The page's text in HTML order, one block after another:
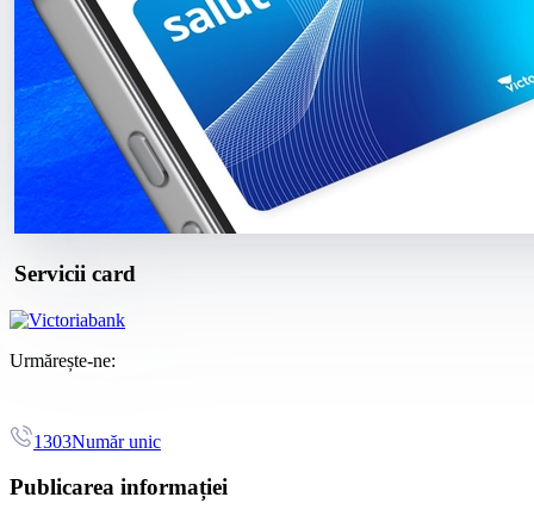
Servicii card
Urmărește-ne:
1303Număr unic
Publicarea informației